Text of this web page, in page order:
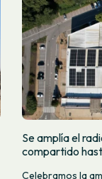
Se amplía el
compartido
Celebramos la